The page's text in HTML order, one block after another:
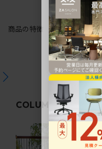
商品の特徴
COLUMN 関連コラム